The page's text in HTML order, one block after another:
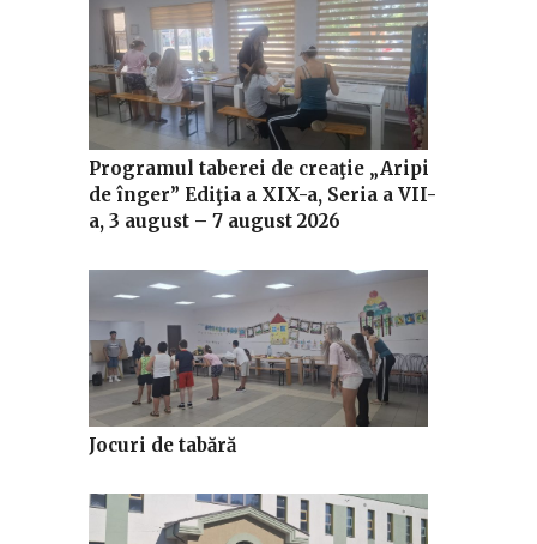
Programul taberei de creaţie „Aripi
de înger” Ediţia a XIX-a, Seria a VII-
a, 3 august – 7 august 2026
Jocuri de tabără